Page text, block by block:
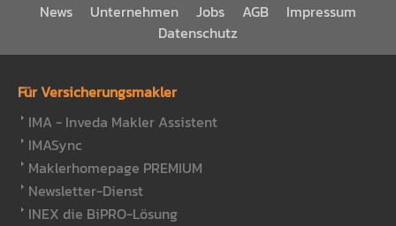
News Unternehmen Jobs AGB
Impressum
Datenschutz
Für Versicherungsmakler
IMA - Inveda Makler Assistent
IMASync
Maklerhomepage PREMIUM
Newsletter-Dienst
INEX die BiPRO-Lösung